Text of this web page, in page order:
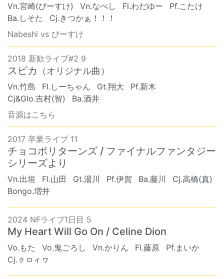
Vn.宮崎(ぴーすけ) Vn.なべし Fl.わだゆー
Pf.こたけ
Ba.しそた
Cj.きつかぁ！！！
Nabeshi vs ぴーすけ
2018 新歓ライブ#2 9
スピカ （オリジナル曲）
Vn.竹島 Fl.しーちゃん Gt.翔大
Pf.新木
Cj&Glo.吉村(智)
Ba.酒井
音源はこちら
2017 卒業ライブ 11
チョコボリターンズ / ファイナルファンタジー
シリーズより
Vn.出垣 Fl.山田 Gt.湯川 Pf.伊賀 Ba.藤川
Cj.高橋(真)
Bongo.増井
2024 NFライブ1日目 5
My Heart Will Go On / Celine Dion
Vo.もた Vo.鬼ごろし Vn.かりん Fl.藤原
Pf.まいか
Cj.ㇰㇿィヮ